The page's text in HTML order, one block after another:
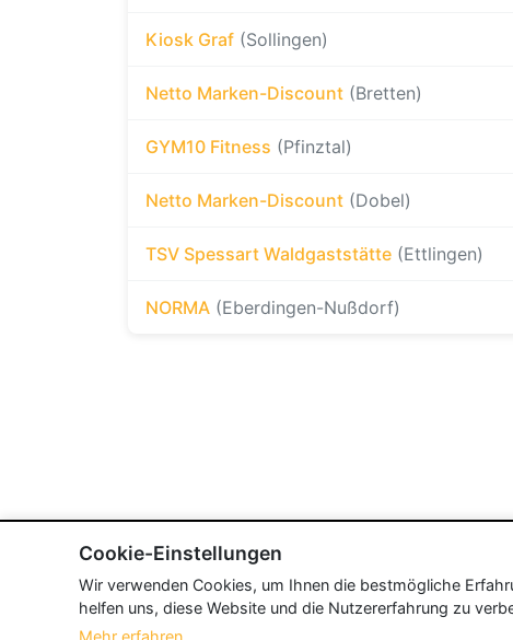
Kiosk Graf (Sollingen)
Netto Marken-Discount (Bretten)
GYM10 Fitness (Pfinztal)
Netto Marken-Discount (Dobel)
TSV Spessart Waldgaststätte (Ettlingen)
NORMA (Eberdingen-Nußdorf)
Cookie-Einstellungen
Wir verwenden Cookies, um Ihnen die bestmögliche
helfen uns, diese Website und die Nutzererfahrung zu
Mehr erfahren